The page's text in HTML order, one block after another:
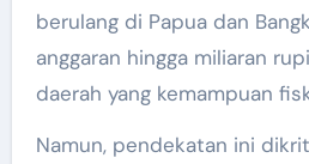
berulang di Papua dan
anggaran hingga miliaran
daerah yang kemampuan
Namun, pendekatan ini